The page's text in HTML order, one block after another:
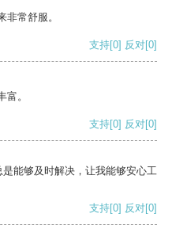
常舒服。
支持[0] 反对[0]
。
支持[0] 反对[0]
能够及时解决，让我能够安心工
支持[0] 反对[0]